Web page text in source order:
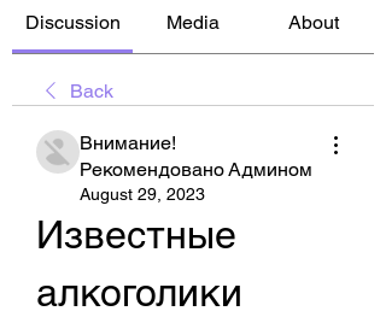
Discussion Media About
Back
Внимание!
Рекомендовано Админом
August 29, 2023
Известные
алкоголики